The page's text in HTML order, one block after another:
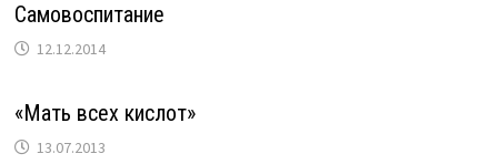
Самовоспитание
12.12.2014
«Мать всех кислот»
13.07.2013